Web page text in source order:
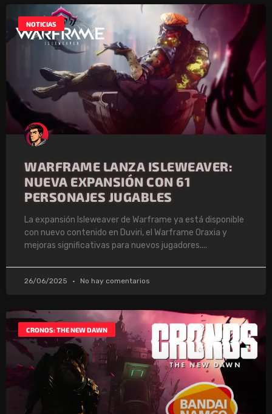
NOTICIAS
WARFRAME LANZA ISLEWEAVER:
NUEVA EXPANSIÓN CON 61
PERSONAJES JUGABLES
La expansión Isleweaver de Warframe ya está disponible
con nuevo contenido en Duviri, el Warframe Oraxia y
mejoras significativas para nuevos jugadores.
26/06/2025 No hay comentarios
CRONOS: THE NEW DAWN